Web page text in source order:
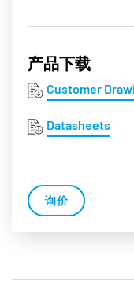
产品下载
Customer
Datasheets
询价